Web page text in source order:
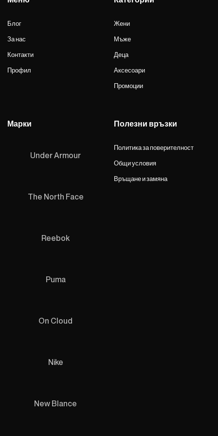
Блог
За нас
Контакти
Профил
Жени
Мъже
Деца
Аксесоари
Промоции
Марки
Under Armour
The North Face
Reebok
Puma
On Cloud
Nike
New Blance
Полезни връзки
Политика за поверителност
Общи условия
Връщане и замяна